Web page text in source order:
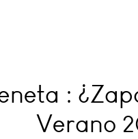
:
Verano